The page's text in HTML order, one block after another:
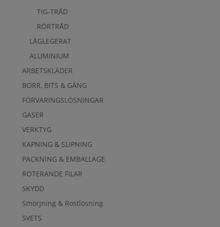
TIG-TRÅD
RÖRTRÅD
LÅGLEGERAT
ALUMINIUM
ARBETSKLÄDER
BORR, BITS & GÄNG
FÖRVARINGSLÖSNINGAR
GASER
VERKTYG
KAPNING & SLIPNING
PACKNING & EMBALLAGE
ROTERANDE FILAR
SKYDD
Smörjning & Rostlösning
SVETS